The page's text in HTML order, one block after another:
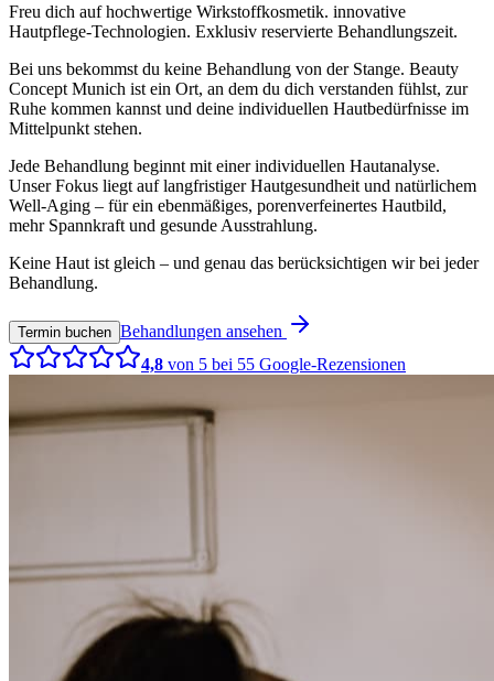
Freu dich auf hochwertige Wirkstoffkosmetik. innovative
Hautpflege-Technologien. Exklusiv reservierte Behandlungszeit.
Bei uns bekommst du keine Behandlung von der Stange. Beauty
Concept Munich ist ein Ort, an dem du dich verstanden fühlst, zur
Ruhe kommen kannst und deine individuellen Hautbedürfnisse im
Mittelpunkt stehen.
Jede Behandlung beginnt mit einer individuellen Hautanalyse.
Unser Fokus liegt auf langfristiger Hautgesundheit und natürlichem
Well-Aging – für ein ebenmäßiges, porenverfeinertes Hautbild,
mehr Spannkraft und gesunde Ausstrahlung.
Keine Haut ist gleich – und genau das berücksichtigen wir bei jeder
Behandlung.
Termin buchen Behandlungen ansehen
4,8 von 5 bei 55 Google-Rezensionen